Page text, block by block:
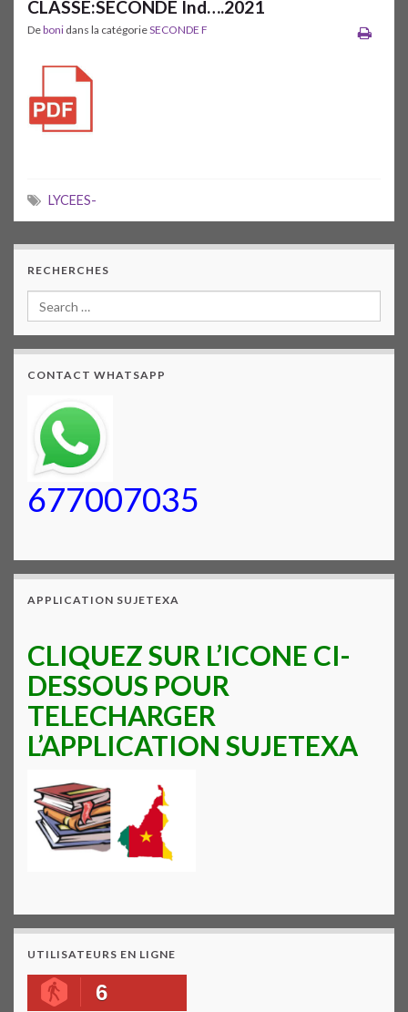
CLASSE:SECONDE Ind….2021
Deboni dans la catégorieSECONDE F
LYCEES-
RECHERCHES
CONTACT WHATSAPP
677007035
APPLICATION SUJETEXA
CLIQUEZ SUR L’ICONE CI-
DESSOUS POUR
TELECHARGER
L’APPLICATION SUJETEXA
UTILISATEURS EN LIGNE
6